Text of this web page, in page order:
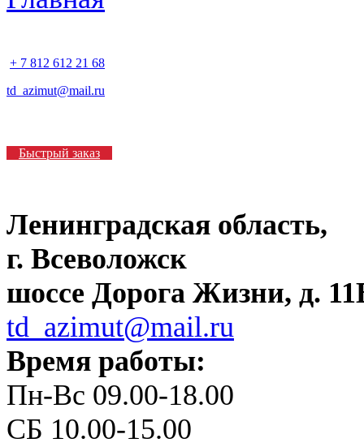
+ 7 812 612 21 68
td_azimut@mail.ru
Быстрый заказ
Ленинградская область,
г. Всеволожск
шоссе Дорога Жизни, д.
td_azimut@mail.ru
Время работы:
Пн-Вс 09.00-18.00
СБ 10.00-15.00